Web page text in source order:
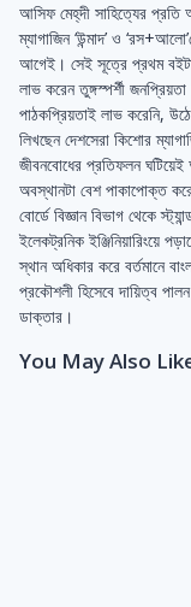
আসিফ মেহ্‌দী সাহিত্যের প্রতি
ম্যাগাজিন ‘উন্মাদ’ ও
আগেই। সেই সূত্রে প্রথম
লাভ করেন তুঙ্গস্পর্শী
পাঠকপ্রিয়তাই লাভ করেনি,
লিখছেন দেশসেরা কিশোর
জীবনবোধের প্রতিফলন
অবস্থানটা বেশ পাকাপোক্ত
বোর্ডে বিজ্ঞান বিভাগ থেকে
ইলেকট্রনিক ইঞ্জিনিয়ারিংয়ে
স্থান অধিকার করে বর্তমানে
প্রকৌশলী হিসেবে দায়িত্ব
ডাক্তার।
You May Also